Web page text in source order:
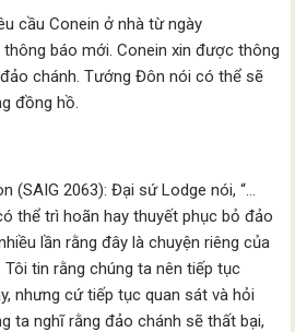
cầu Conein ở nhà từ ngày
báo mới. Conein xin được thông
chánh. Tướng Đôn nói có thể sẽ
đồng hồ.
(SAIG 2063): Đại sứ Lodge nói, “…
thể trì hoãn hay thuyết phục bỏ đảo
lần rằng đây là chuyện riêng của
tin rằng chúng ta nên tiếp tục
nhưng cứ tiếp tục quan sát và hỏi
ta nghĩ rằng đảo chánh sẽ thất bại,